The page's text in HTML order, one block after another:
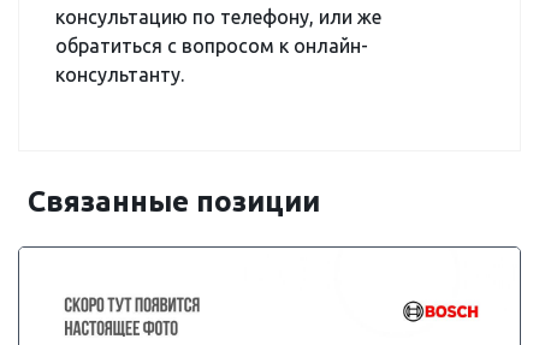
консультацию по телефону, или же
обратиться с вопросом к онлайн-
консультанту.
Связанные позиции